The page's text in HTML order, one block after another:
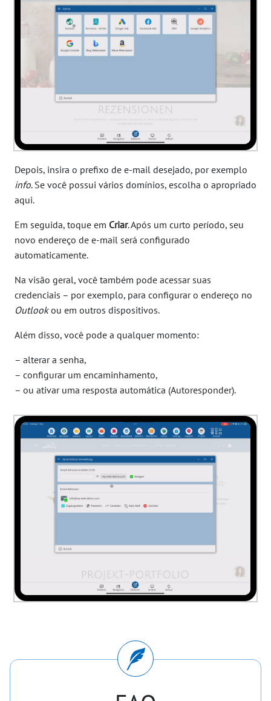
Depois, insira o prefixo de e-mail desejado, por exemplo
info. Se você possui vários domínios, escolha o apropriado
aqui.
Em seguida, toque em Criar. Após um curto período, seu
novo endereço de e-mail será configurado
automaticamente.
Na visão geral, você também pode acessar suas
credenciais – por exemplo, para configurar o endereço no
Outlookou em outros dispositivos.
Além disso, você pode a qualquer momento:
– alterar a senha,
– configurar um encaminhamento,
– ou ativar uma resposta automática (Autoresponder).